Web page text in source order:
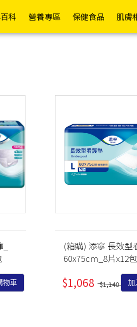
科 營養專區
品
方
區
區
區
區
用
成長配方(1歲以上)
高蛋白補給
米精/麥精
燕麥片
增稠/代糖/膳食纖維
保健食品
維生素D/E/K
魚油/EPA/DHA/磷蝦油
納豆紅麴/苦瓜胜
肽/Q10
鈣/葡萄糖胺/UCII
益生菌/乳酸菌/酵素
麩醯胺酸/褐藻醣膠
朝鮮薊/薑黃/牛樟芝/
紅景天
肌膚
體重計/體脂計
護肘
護膝
護踝
黏貼型
替換式尿片
iD怡大
包大人
輪
助
助
散
四
物車
(箱購) 添寧 長效型
60x75cm_8片x12
配合全館滿額贈
$1,068 $1,140 加